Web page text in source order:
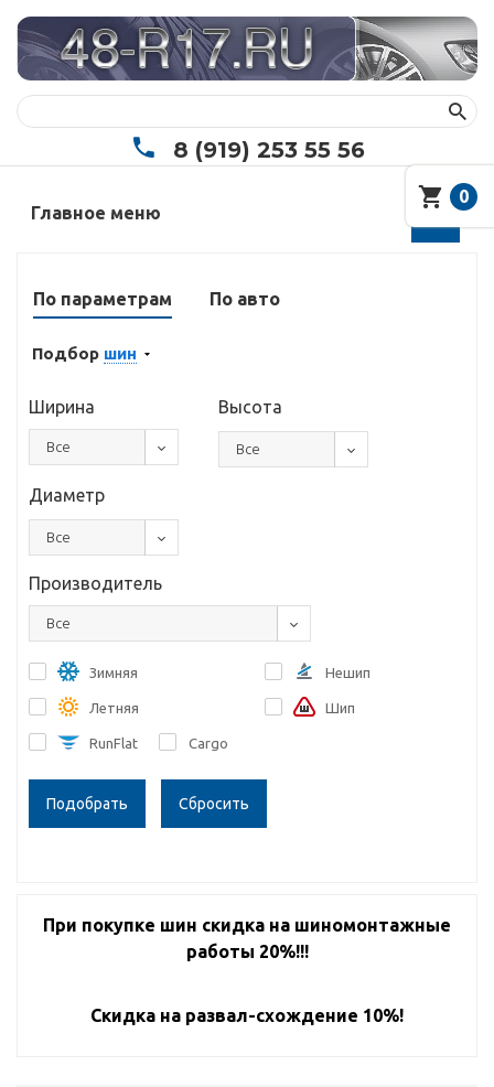
8 (919) 253 55 56
Главное меню
По параметрам По авто
Подбор шин
Ширина
Все
Высота
Все
Диаметр
Все
Производитель
Все
Зимняя
Летняя
RunFlat Cargo
Нешип
Шип
Сбросить
При покупке шин скидка на шиномонтажные
работы 20%!!!
Скидка на развал-схождение 10%!
0